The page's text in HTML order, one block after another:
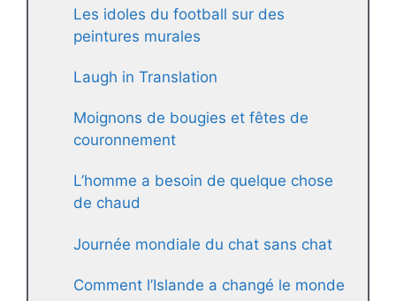
Les idoles du football sur des
peintures murales
Laugh in Translation
Moignons de bougies et fêtes de
couronnement
L’homme a besoin de quelque chose
de chaud
Journée mondiale du chat sans chat
Comment l’Islande a changé le monde